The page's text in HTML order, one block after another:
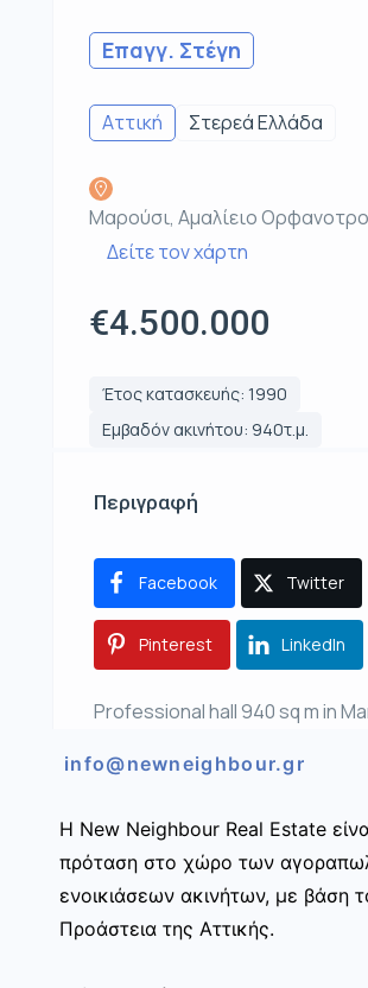
Επαγγ. Στέγη
Αττική Στερεά Ελλάδα
Μαρούσι, Αμαλίειο
Δείτε τον χάρτη
€4.500.000
Έτος κατασκευής: 1990
Εμβαδόν ακινήτου: 940τ.μ.
Περιγραφή
Facebook Twitter
Pinterest LinkedIn
Professional hall 940 sq m in
info@newneighbour.gr
Η New Neighbour Real Estate
πρόταση στο χώρο των
ενοικιάσεων ακινήτων, με βάση
Προάστεια της Αττικής.